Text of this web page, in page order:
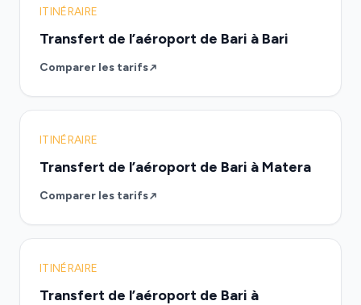
ITINÉRAIRE
Transfert de l’aéroport de Bari à Bari
Comparer les tarifs
ITINÉRAIRE
Transfert de l’aéroport de Bari à Matera
Comparer les tarifs
ITINÉRAIRE
Transfert de l’aéroport de Bari à